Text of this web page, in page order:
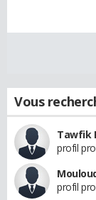
Vous
Tawfik
profil
profil